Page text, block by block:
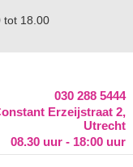
tot 18.00
030 288 5444
Erzeijstraat 2,
Utrecht
08.30 uur - 18:00 uur